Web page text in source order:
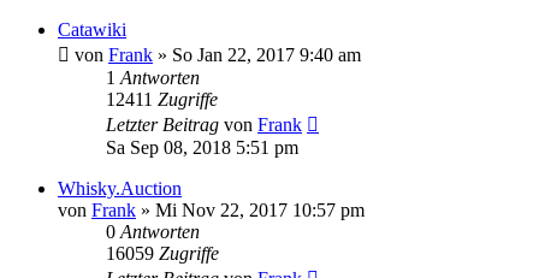
Catawiki
von Frank » So Jan 22, 2017 9:40 am
1 Antworten
12411 Zugriffe
Letzter Beitrag von Frank
Sa Sep 08, 2018 5:51 pm
Whisky.Auction
von Frank » Mi Nov 22, 2017 10:57 pm
0 Antworten
16059 Zugriffe